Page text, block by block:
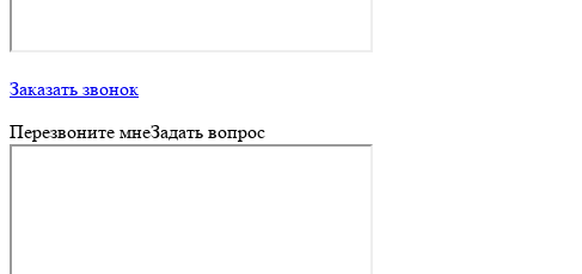
Заказать звонок
Перезвоните мнеЗадать вопрос